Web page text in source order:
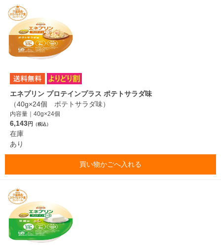
エネプリン プロテインプラス ポテトサラダ味
（40g×24個 ポテトサラダ味）
内容量｜40g×24個
6,143円 （税込）
在庫
あり
買い物かごへ入れる